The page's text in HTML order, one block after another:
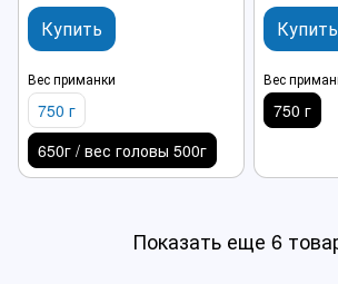
Купить
Вес приманки
750 г
650г / вес головы 500г
Купить
Вес
750 г
Показать еще 6